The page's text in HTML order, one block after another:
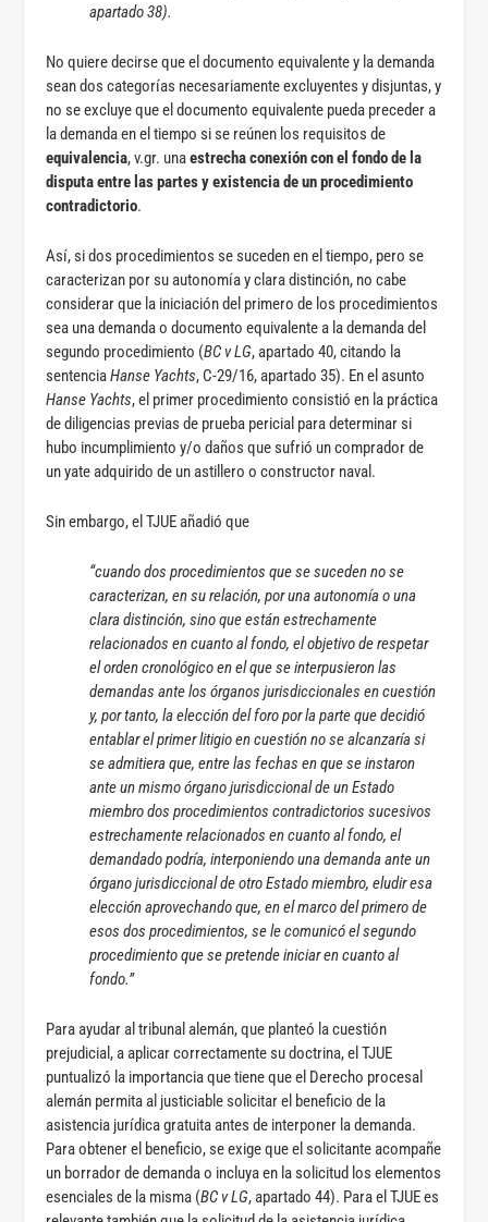
apartado 38).
No quiere decirse que el documento equivalente y la demanda
sean dos categorías necesariamente excluyentes y disjuntas, y
no se excluye que el documento equivalente pueda preceder a
la demanda en el tiempo si se reúnen los requisitos de
equivalencia, v.gr. unaestrecha conexión con el fondo de la
disputa entre las partes y existencia de un procedimiento
contradictorio.
Así, si dos procedimientos se suceden en el tiempo, pero se
caracterizan por su autonomía y clara distinción, no cabe
considerar que la iniciación del primero de los procedimientos
sea una demanda o documento equivalente a la demanda del
segundo procedimiento (BC v LG, apartado 40, citando la
sentenciaHanse Yachts, C-29/16, apartado 35). En el asunto
Hanse Yachts, el primer procedimiento consistió en la práctica
de diligencias previas de prueba pericial para determinar si
hubo incumplimiento y/o daños que sufrió un comprador de
un yate adquirido de un astillero o constructor naval.
Sin embargo, el TJUE añadió que
“cuando dos procedimientos que se suceden no se
caracterizan, en su relación, por una autonomía o una
clara distinción, sino que están estrechamente
relacionados en cuanto al fondo, el objetivo de respetar
el orden cronológico en el que se interpusieron las
demandas ante los órganos jurisdiccionales en cuestión
y, por tanto, la elección del foro por la parte que decidió
entablar el primer litigio en cuestión no se alcanzaría si
se admitiera que, entre las fechas en que se instaron
ante un mismo órgano jurisdiccional de un Estado
miembro dos procedimientos contradictorios sucesivos
estrechamente relacionados en cuanto al fondo, el
demandado podría, interponiendo una demanda ante un
órgano jurisdiccional de otro Estado miembro, eludir esa
elección aprovechando que, en el marco del primero de
esos dos procedimientos, se le comunicó el segundo
procedimiento que se pretende iniciar en cuanto al
fondo.”
Para ayudar al tribunal alemán, que planteó la cuestión
prejudicial, a aplicar correctamente su doctrina, el TJUE
puntualizó la importancia que tiene que el Derecho procesal
alemán permita al justiciable solicitar el beneficio de la
asistencia jurídica gratuita antes de interponer la demanda.
Para obtener el beneficio, se exige que el solicitante acompañe
un borrador de demanda o incluya en la solicitud los elementos
esenciales de la misma (BC v LG, apartado 44). Para el TJUE es